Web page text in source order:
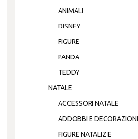
ANIMALI
DISNEY
FIGURE
PANDA
TEDDY
NATALE
ACCESSORI NATALE
ADDOBBI E DECORAZIONI
FIGURE NATALIZIE